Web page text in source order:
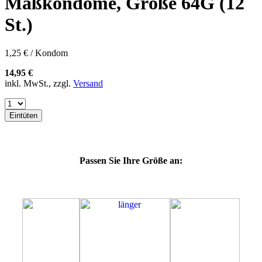
57K
60E
60F
60H
60J
60K
60L
64K
64L
St.)
1,25 € / Kondom
14,95 €
inkl. MwSt., zzgl. Versand
Eintüten
Passen Sie Ihre Größe an: